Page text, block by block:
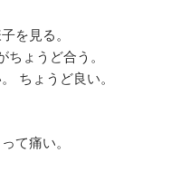
を見る。
ょうど合う。
ちょうど良い。
て痛い。